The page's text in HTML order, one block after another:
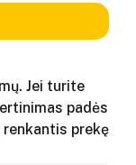
Jei turite
padės
prekę